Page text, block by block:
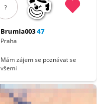
?
Brumla00347
Praha
Mám zájem se poznávat se
všemi